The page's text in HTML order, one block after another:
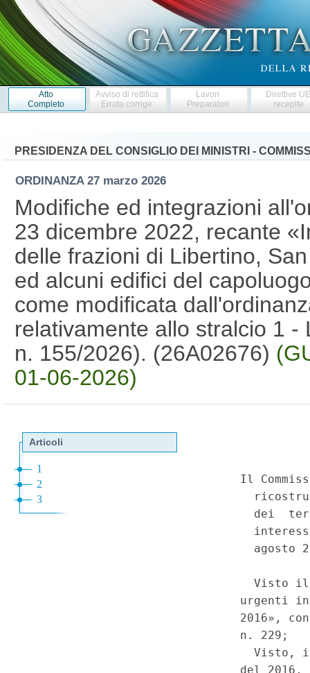
Atto
Completo
Avviso di rettifica
Errata corrige
Lavori
Preparatori
Direttive
recepite
PRESIDENZA DEL CONSIGLIO DEI MINISTRI -
ORDINANZA 27 marzo 2026
Modifiche ed integrazioni
23 dicembre 2022, recante
delle frazioni di Libertino,
ed alcuni edifici del
come modificata
relativamente allo stralcio 1 -
n. 155/2026). (26A02676)
01-06-2026)